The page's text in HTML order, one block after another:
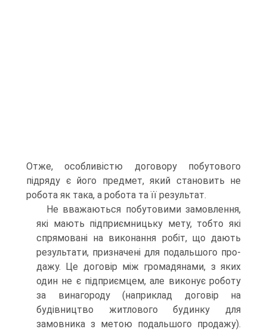
Отже, особ­ливістю договору побутового
підряду є його предмет, який становить не
робота як така, а робота та її результат.
Не вважаються побутовими замовлення,
які мають під­приємницьку мету, тобто які
спрямовані на виконання ро­біт, що дають
результати, призначені для подальшого про­
дажу. Це договір між громадянами, з яких
один не є підприємцем, але виконує роботу
за винагороду (наприклад договір на
будівництво житлового будинку для
замовника з метою подальшого продажу).